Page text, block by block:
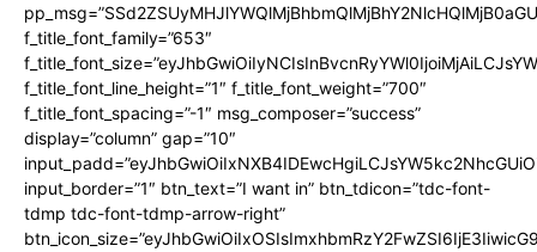
f_title_font_family=”653″
f_title_font_line_height=”1″ f_title_font_weight=”700″
f_title_font_spacing=”-1″ msg_composer=”success”
display=”column” gap=”10″
input_border=”1″ btn_text=”I want in” btn_tdicon=”tdc-font-
tdmp tdc-font-tdmp-arrow-right”